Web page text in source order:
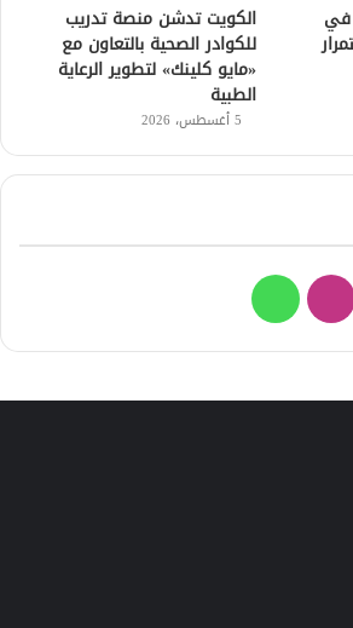
في الكويت تدشن منصة تدريب
للكوادر الصحية بالتعاون مع
«مايو كلينك» لتطوير الرعاية
الطبية
5 أغسطس، 2026
انستقرامواتساب